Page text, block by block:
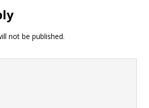
not be published.